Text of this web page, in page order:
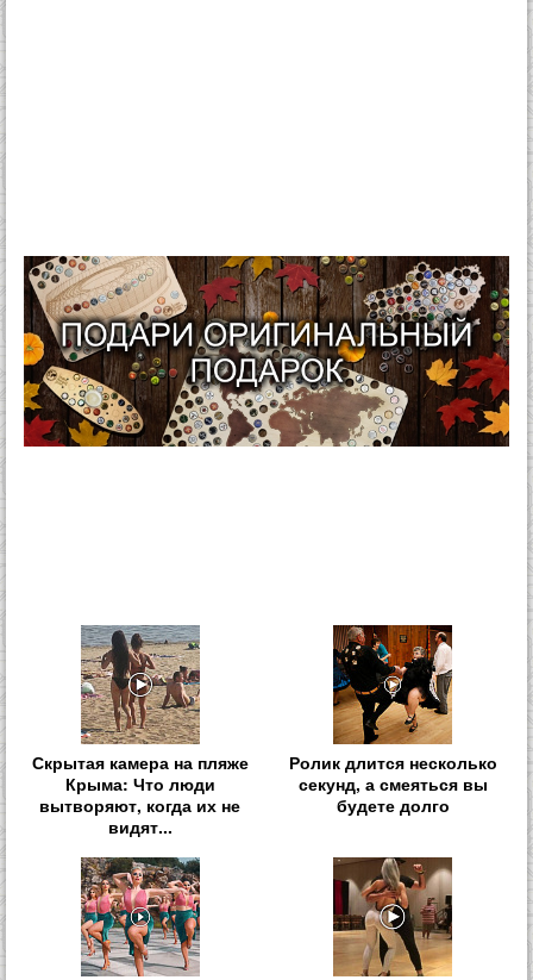
Скрытая камера на пляже
Крыма: Что люди
вытворяют, когда их не
видят...
Ролик длится несколько
секунд, а смеяться вы
будете долго